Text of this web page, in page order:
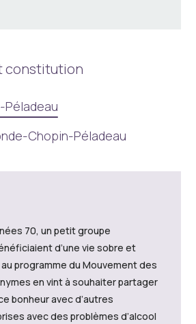
constitution
Péladeau
Chopin-Péladeau
70, un petit groupe
d’une vie sobre et
programme du Mouvement des
en vint à souhaiter partager
bonheur avec d’autres
avec des problèmes d’alcool